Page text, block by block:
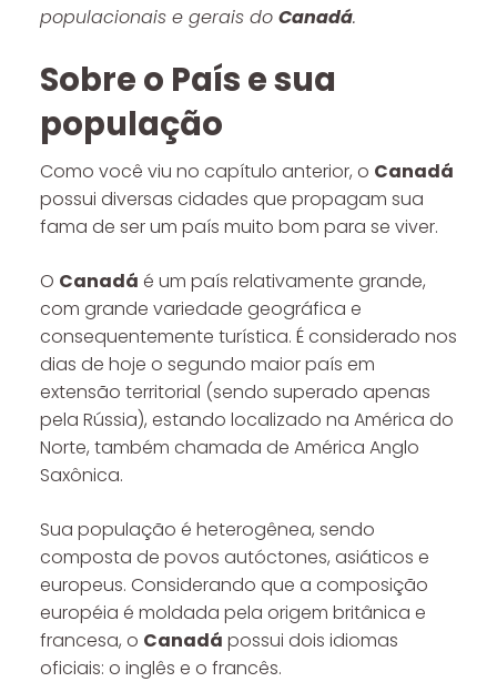
populacionais e gerais do Canadá.
Sobre o País e sua
população
Como você viu no capítulo anterior, o Canadá
possui diversas cidades que propagam sua
fama de ser um país muito bom para se viver.
O Canadá é um país relativamente grande,
com grande variedade geográfica e
consequentemente turística. É considerado nos
dias de hoje o segundo maior país em
extensão territorial (sendo superado apenas
pela Rússia), estando localizado na América do
Norte, também chamada de América Anglo
Saxônica.
Sua população é heterogênea, sendo
composta de povos autóctones, asiáticos e
europeus. Considerando que a composição
européia é moldada pela origem britânica e
francesa, o Canadá possui dois idiomas
oficiais: o inglês e o francês.